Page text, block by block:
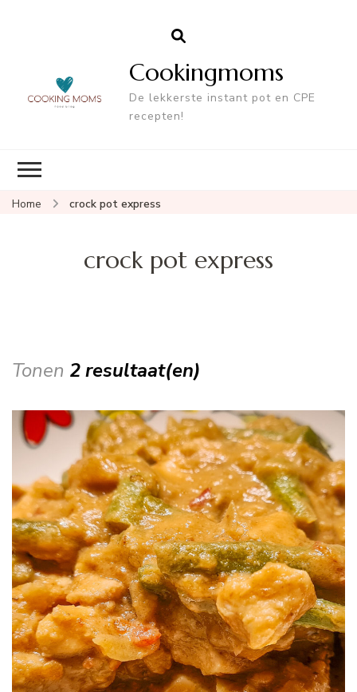
Cookingmoms
De lekkerste instant pot en CPE
recepten!
Home crock pot express
crock pot express
Tonen 2 resultaat(en)